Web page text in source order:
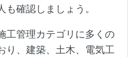
確認しましょう。
工管理カテゴリに多くの
り、建築、土木、電気工